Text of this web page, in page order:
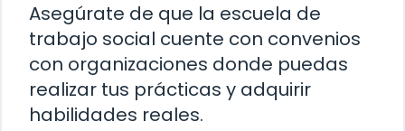
Asegúrate de que la escuela de
trabajo social cuente con convenios
con organizaciones donde puedas
realizar tus prácticas y adquirir
habilidades reales.